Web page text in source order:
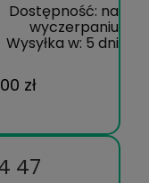
Dostępność: na
wyczerpaniu
Wysyłka w: 5 dni
zł
47